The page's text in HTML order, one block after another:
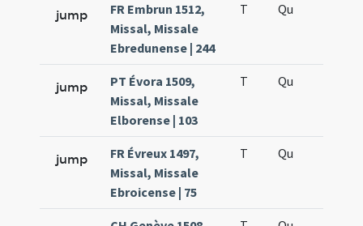
jump
FR Embrun 1512,
Missal, Missale
Ebredunense | 244
T Qu
jump
PT Évora 1509,
Missal, Missale
Elborense | 103
T Qu
jump
FR Évreux 1497,
Missal, Missale
Ebroicense | 75
T Qu